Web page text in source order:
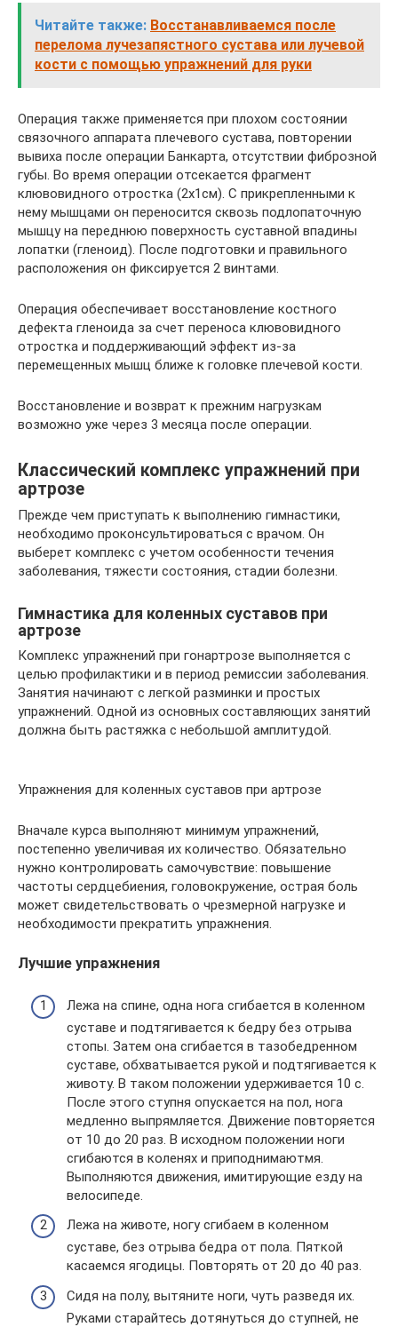
Читайте также: Восстанавливаемся после
перелома лучезапястного сустава или лучевой
кости с помощью упражнений для руки
Операция также применяется при плохом состоянии
связочного аппарата плечевого сустава, повторении
вывиха после операции Банкарта, отсутствии фиброзной
губы. Во время операции отсекается фрагмент
клювовидного отростка (2х1см). С прикрепленными к
нему мышцами он переносится сквозь подлопаточную
мышцу на переднюю поверхность суставной впадины
лопатки (гленоид). После подготовки и правильного
расположения он фиксируется 2 винтами.
Операция обеспечивает восстановление костного
дефекта гленоида за счет переноса клювовидного
отростка и поддерживающий эффект из-за
перемещенных мышц ближе к головке плечевой кости.
Восстановление и возврат к прежним нагрузкам
возможно уже через 3 месяца после операции.
Классический комплекс упражнений при
артрозе
Прежде чем приступать к выполнению гимнастики,
необходимо проконсультироваться с врачом. Он
выберет комплекс с учетом особенности течения
заболевания, тяжести состояния, стадии болезни.
Гимнастика для коленных суставов при
артрозе
Комплекс упражнений при гонартрозе выполняется с
целью профилактики и в период ремиссии заболевания.
Занятия начинают с легкой разминки и простых
упражнений. Одной из основных составляющих занятий
должна быть растяжка с небольшой амплитудой.
Упражнения для коленных суставов при артрозе
Вначале курса выполняют минимум упражнений,
постепенно увеличивая их количество. Обязательно
нужно контролировать самочувствие: повышение
частоты сердцебиения, головокружение, острая боль
может свидетельствовать о чрезмерной нагрузке и
необходимости прекратить упражнения.
Лучшие упражнения
Лежа на спине, одна нога сгибается в коленном
суставе и подтягивается к бедру без отрыва
стопы. Затем она сгибается в тазобедренном
суставе, обхватывается рукой и подтягивается к
животу. В таком положении удерживается 10 с.
После этого ступня опускается на пол, нога
медленно выпрямляется. Движение повторяется
от 10 до 20 раз. В исходном положении ноги
сгибаются в коленях и приподнимаютмя.
Выполняются движения, имитирующие езду на
велосипеде.
Лежа на животе, ногу сгибаем в коленном
суставе, без отрыва бедра от пола. Пяткой
касаемся ягодицы. Повторять от 20 до 40 раз.
Сидя на полу, вытяните ноги, чуть разведя их.
Руками старайтесь дотянуться до ступней, не